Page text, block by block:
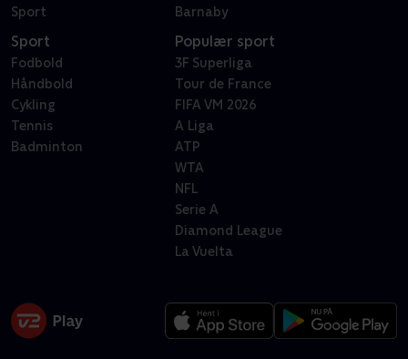
Sport
Barnaby
Sport
Fodbold
Håndbold
Cykling
Tennis
Badminton
Populær sport
3F Superliga
Tour de France
FIFA VM 2026
A Liga
ATP
WTA
NFL
Serie A
Diamond League
La Vuelta